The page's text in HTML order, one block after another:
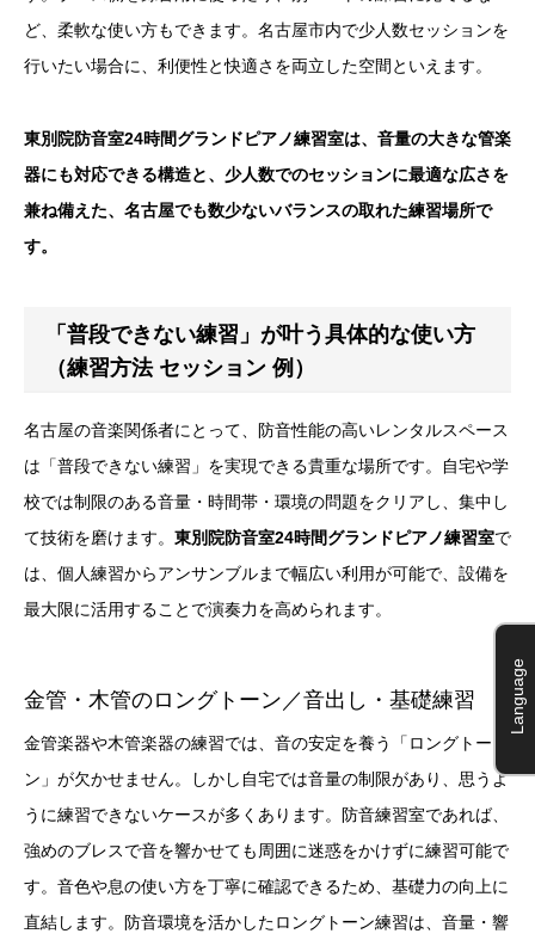
ど、柔軟な使い方もできます。名古屋市内で少人数セッションを
行いたい場合に、利便性と快適さを両立した空間といえます。
東別院防音室24時間グランドピアノ練習室は、音量の大きな管楽
器にも対応できる構造と、少人数でのセッションに最適な広さを
兼ね備えた、名古屋でも数少ないバランスの取れた練習場所で
す。
「普段できない練習」が叶う具体的な使い方
（練習方法 セッション 例）
名古屋の音楽関係者にとって、防音性能の高いレンタルスペース
は「普段できない練習」を実現できる貴重な場所です。自宅や学
校では制限のある音量・時間帯・環境の問題をクリアし、集中し
て技術を磨けます。 東別院防音室24時間グランドピアノ練習室で
は、個人練習からアンサンブルまで幅広い利用が可能で、設備を
最大限に活用することで演奏力を高められます。
金管・木管のロングトーン／音出し・基礎練習
金管楽器や木管楽器の練習では、音の安定を養う「ロングトー
ン」が欠かせません。しかし自宅では音量の制限があり、思うよ
うに練習できないケースが多くあります。防音練習室であれば、
強めのブレスで音を響かせても周囲に迷惑をかけずに練習可能で
す。音色や息の使い方を丁寧に確認できるため、基礎力の向上に
直結します。防音環境を活かしたロングトーン練習は、音量・響
Language